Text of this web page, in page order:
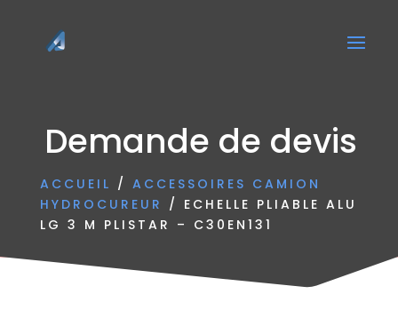
Demande de devis
ACCUEIL / ACCESSOIRES CAMION
HYDROCUREUR / ECHELLE PLIABLE ALU
LG 3 M PLISTAR – C30EN131